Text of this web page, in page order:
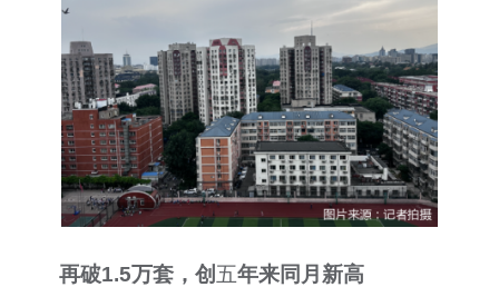
再破1.5万套，创 五年来同月新高